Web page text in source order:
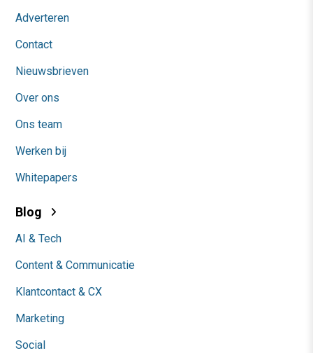
Adverteren
Contact
Nieuwsbrieven
Over ons
Ons team
Werken bij
Whitepapers
Blog
AI & Tech
Content & Communicatie
Klantcontact & CX
Marketing
Social